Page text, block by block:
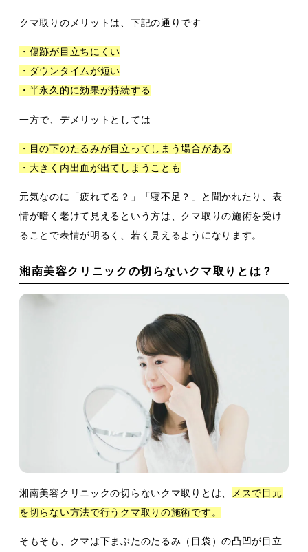
クマ取りのメリットは、下記の通りです
・傷跡が目立ちにくい
・ダウンタイムが短い
・半永久的に効果が持続する
一方で、デメリットとしては
・目の下のたるみが目立ってしまう場合がある
・大きく内出血が出てしまうことも
元気なのに「疲れてる？」「寝不足？」と聞かれたり、表
情が暗く老けて見えるという方は、クマ取りの施術を受け
ることで表情が明るく、若く見えるようになります。
湘南美容クリニックの切らないクマ取りとは？
湘南美容クリニックの切らないクマ取りとは、
メスで目元
を切らない方法で行うクマ取りの施術です。
そもそも、クマは下まぶたのたるみ（目袋）の凸凹が目立